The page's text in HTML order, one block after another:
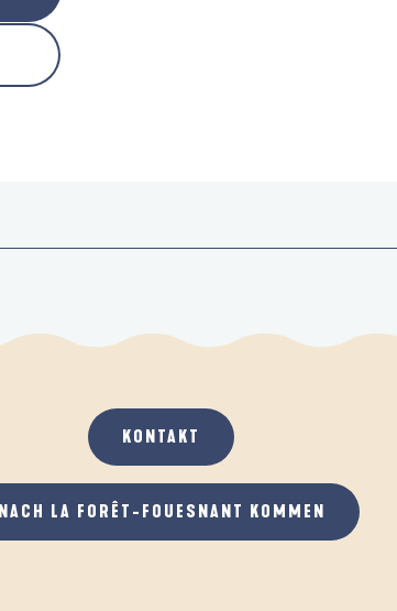
KONTAKT
NACH LA FORÊT-FOUESNANT KOMMEN